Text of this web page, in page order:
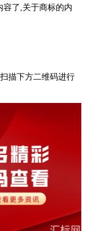
容了,关于商标的内
描下方二维码进行